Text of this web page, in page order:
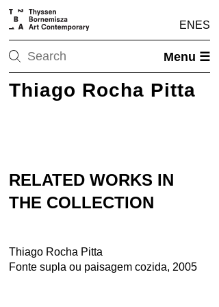
EN ES
Menu ☰
Thiago Rocha Pitta
RELATED WORKS IN
THE COLLECTION
Thiago Rocha Pitta
Fonte supla ou paisagem cozida, 2005